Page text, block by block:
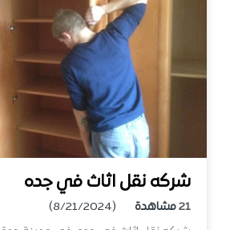
شركه نقل اثاث في جده
21مشاهدة
(8/21/2024)